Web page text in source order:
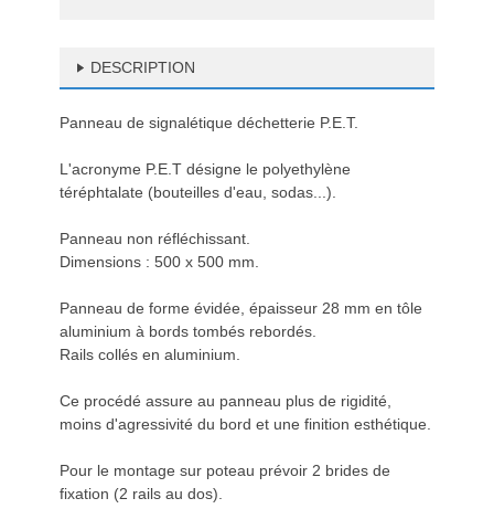
DESCRIPTION
Panneau de signalétique déchetterie P.E.T.
L'acronyme P.E.T désigne le polyethylène
téréphtalate (bouteilles d'eau, sodas...).
Panneau non réfléchissant.
Dimensions : 500 x 500 mm.
Panneau de forme évidée, épaisseur 28 mm en tôle
aluminium à bords tombés rebordés.
Rails collés en aluminium.
Ce procédé assure au panneau plus de rigidité,
moins d'agressivité du bord et une finition esthétique.
Pour le montage sur poteau prévoir 2 brides de
fixation (2 rails au dos).